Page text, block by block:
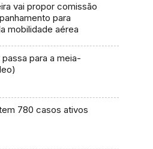
vai propor comissão
para
mobilidade aérea
para a meia-
780 casos ativos